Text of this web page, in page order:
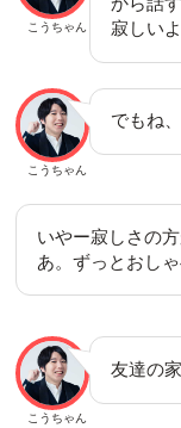
こうちゃん
寂しいよ
こうちゃん
でもね
いやー寂しさの
あ。ずっとおし
こうちゃん
友達の